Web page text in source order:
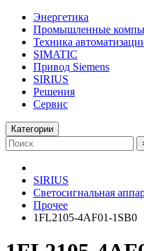
Энергетика
Промышленные
Техника
SIMATIC
Привод Siemens
SIRIUS
Решения
Сервис
Категории
SIRIUS
Светосигнальная
Прочее
1FL2105-4AF01-1SB0